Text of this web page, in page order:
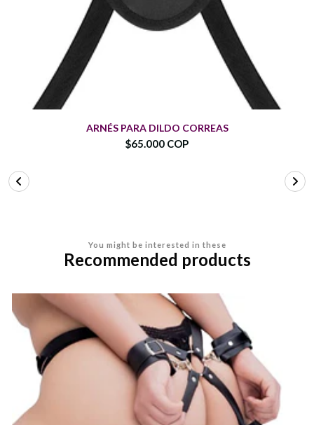
ARNÉS PARA DILDO CORREAS
$65.000 COP
You might be interested in these
Recommended products